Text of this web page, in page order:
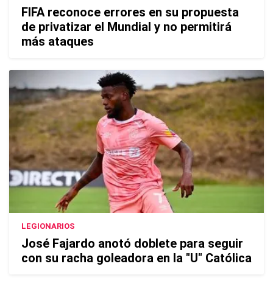
FIFA reconoce errores en su propuesta
de privatizar el Mundial y no permitirá
más ataques
LEGIONARIOS
José Fajardo anotó doblete para seguir
con su racha goleadora en la "U" Católica